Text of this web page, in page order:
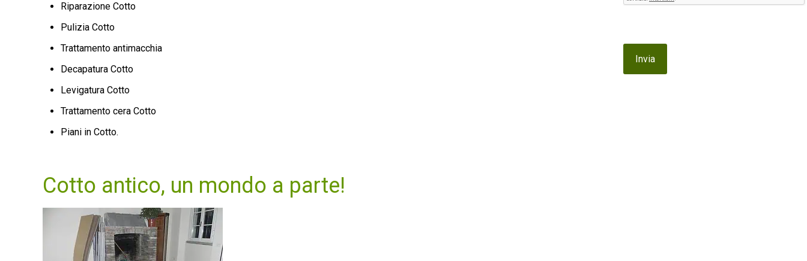
Riparazione Cotto
Pulizia Cotto
Trattamento antimacchia
Decapatura Cotto
Levigatura Cotto
Trattamento cera Cotto
Piani in Cotto.
Cotto antico, un mondo a parte!